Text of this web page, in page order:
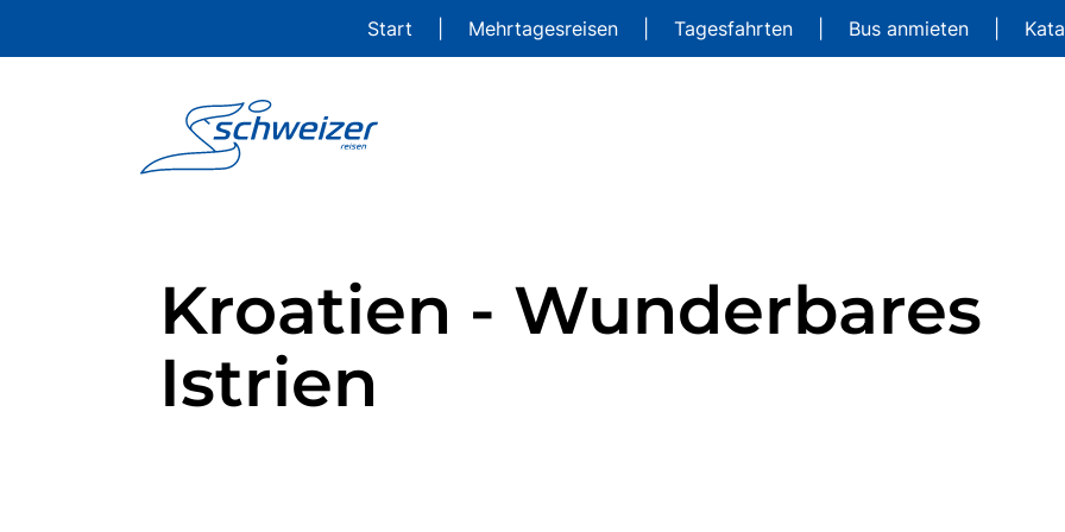
Start Mehrtagesreisen Tagesfahrten Bus anmieten
Kroatien - Wunderbares
Istrien